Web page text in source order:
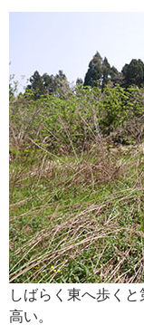
しばらく東へ歩く
高い。